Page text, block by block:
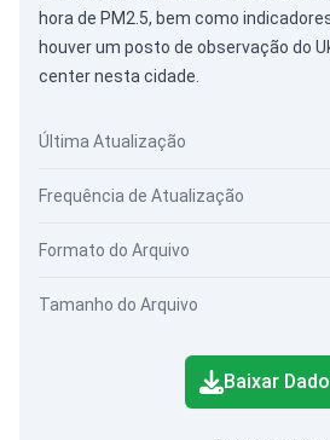
hora de PM2.5, bem como
houver um posto de observação do
center nesta cidade.
Última Atualização
Frequência de Atualização
Formato do Arquivo
Tamanho do Arquivo
Baixar